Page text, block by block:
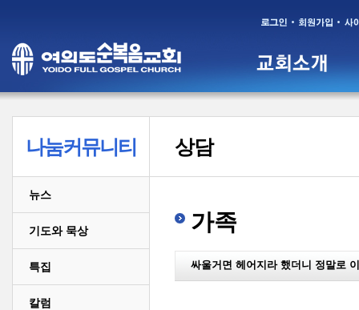
나눔커뮤니티
뉴스
기도와 묵상
특집
칼럼
상담
가족
싸울거면 헤어지라 했더니 정말로